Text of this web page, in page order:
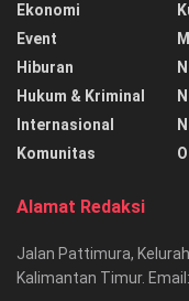
Ekonomi
Event
Hiburan
Hukum & Kriminal
Internasional
Komunitas
Alamat Redaksi
Jalan Pattimura,
Kalimantan Timur.